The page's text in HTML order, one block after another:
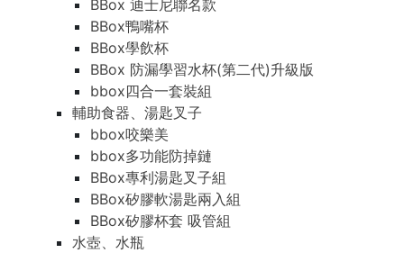
BBox 迪士尼聯名款
BBox鴨嘴杯
BBox學飲杯
BBox 防漏學習水杯(第二代)升級版
bbox四合一套裝組
輔助食器、湯匙叉子
bbox咬樂美
bbox多功能防掉鏈
BBox專利湯匙叉子組
BBox矽膠軟湯匙兩入組
BBox矽膠杯套 吸管組
水壺、水瓶